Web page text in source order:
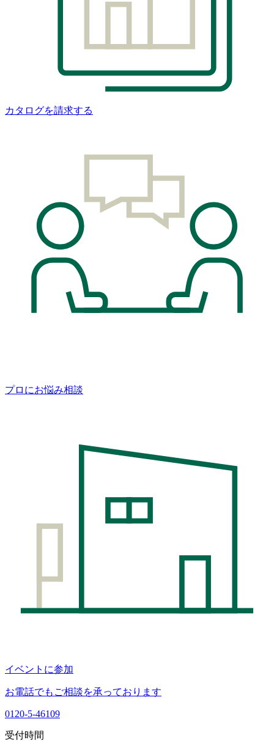
カタログを請求する
プロにお悩み相談
イベントに参加
お電話でもご相談を承っております
0120-5-46109
受付時間